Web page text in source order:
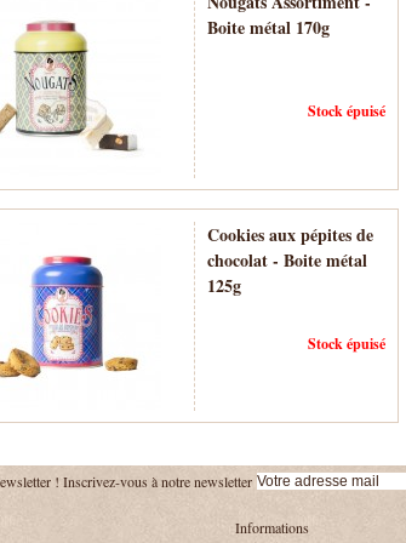
Boite métal 170g
Stock épuisé
Cookies aux pépites de
chocolat - Boite métal
125g
Stock épuisé
! Inscrivez-vous à notre newsletter
Informations